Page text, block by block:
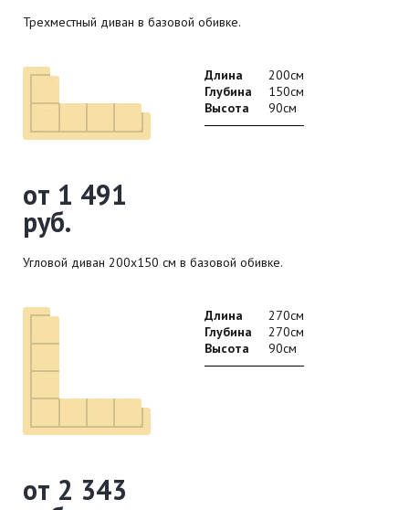
Трехместный диван в базовой обивке.
от 1 491
руб.
Длина
200см
Глубина
150см
Высота
90см
Угловой диван 200х150 см в базовой обивке.
от 2 343
Длина
270см
Глубина
270см
Высота
90см